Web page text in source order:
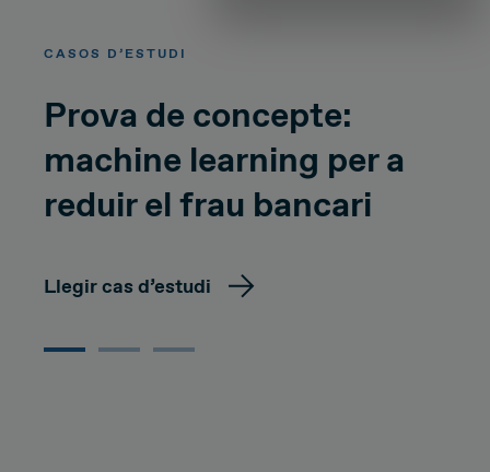
CASOS D’ESTUDI
Prova de concepte:
machine learning per a
reduir el frau bancari
Llegir cas d’estudi